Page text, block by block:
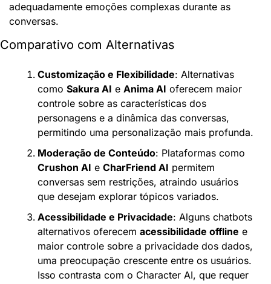
adequadamente emoções complexas durante as
conversas.
Comparativo com Alternativas
Customização e Flexibilidade: Alternativas
como Sakura AI e Anima AI oferecem maior
controle sobre as características dos
personagens e a dinâmica das conversas,
permitindo uma personalização mais profunda.
Moderação de Conteúdo
Crushon AI e CharFriend AI permitem
conversas sem restrições, atraindo usuários
que desejam explorar tópicos variados.
Acessibilidade e Privacidade: Alguns chatbots
alternativos oferecem acessibilidade offline e
maior controle sobre a privacidade dos dados,
uma preocupação crescente entre os usuários.
Isso contrasta com o Character AI, que requer